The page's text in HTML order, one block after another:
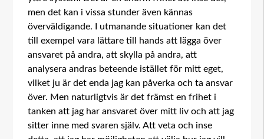
men det kan i vissa stunder även kännas
överväldigande. I utmanande situationer kan det
till exempel vara lättare till hands att lägga över
ansvaret på andra, att skylla på andra, att
analysera andras beteende istället för mitt eget,
vilket ju är det enda jag kan påverka och ta ansvar
över. Men naturligtvis är det främst en frihet i
tanken att jag har ansvaret över mitt liv och att jag
sitter inne med svaren själv. Att veta och inse